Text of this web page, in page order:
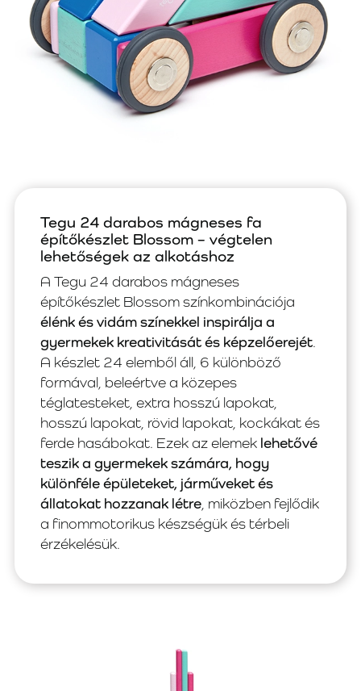
Tegu 24 darabos mágneses fa
építőkészlet Blossom – végtelen
lehetőségek az alkotáshoz
A Tegu 24 darabos mágneses
építőkészlet Blossom színkombinációja
élénk és vidám színekkel inspirálja a
gyermekek kreativitását és képzelőerejét.
A készlet 24 elemből áll, 6 különböző
formával, beleértve a közepes
téglatesteket, extra hosszú lapokat,
hosszú lapokat, rövid lapokat, kockákat és
ferde hasábokat. Ezek az elemek lehetővé
teszik a gyermekek számára, hogy
különféle épületeket, járműveket és
állatokat hozzanak létre , miközben fejlődik
a finommotorikus készségük és térbeli
érzékelésük.